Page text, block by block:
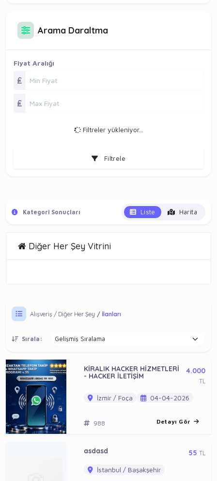
Arama Daraltma
Fiyat Aralığı
Filtreler yükleniyor...
Filtrele
Kategori Sonuçları Liste Harita
Diğer Her Şey Vitrini
Alışveriş Diğer Her Şey İlanları
Sırala:
KİRALIK HACKER HİZMETLERİ
- HACKER İLETİŞİM
4.000
TL
İzmir / Foça 04-04-2026
988 Detayı Gör
asdasd 55 TL
İstanbul / Başakşehir